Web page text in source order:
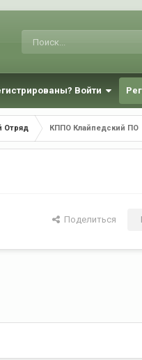
Войти
Отряд КППО Клайпедский ПО
Поделиться